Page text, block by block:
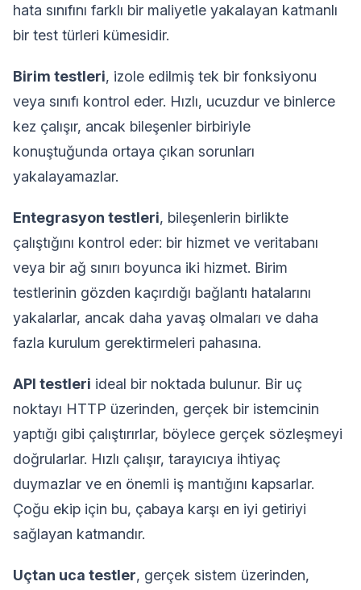
hata sınıfını farklı bir maliyetle yakalayan katmanlı
bir test türleri kümesidir.
Birim testleri, izole edilmiş tek bir fonksiyonu
veya sınıfı kontrol eder. Hızlı, ucuzdur ve binlerce
kez çalışır, ancak bileşenler birbiriyle
konuştuğunda ortaya çıkan sorunları
yakalayamazlar.
Entegrasyon testleri, bileşenlerin birlikte
çalıştığını kontrol eder: bir hizmet ve veritabanı
veya bir ağ sınırı boyunca iki hizmet. Birim
testlerinin gözden kaçırdığı bağlantı hatalarını
yakalarlar, ancak daha yavaş olmaları ve daha
fazla kurulum gerektirmeleri pahasına.
API testleri ideal bir noktada bulunur. Bir uç
noktayı HTTP üzerinden, gerçek bir istemcinin
yaptığı gibi çalıştırırlar, böylece gerçek sözleşmeyi
doğrularlar. Hızlı çalışır, tarayıcıya ihtiyaç
duymazlar ve en önemli iş mantığını kapsarlar.
Çoğu ekip için bu, çabaya karşı en iyi getiriyi
sağlayan katmandır.
Uçtan uca testler, gerçek sistem üzerinden,